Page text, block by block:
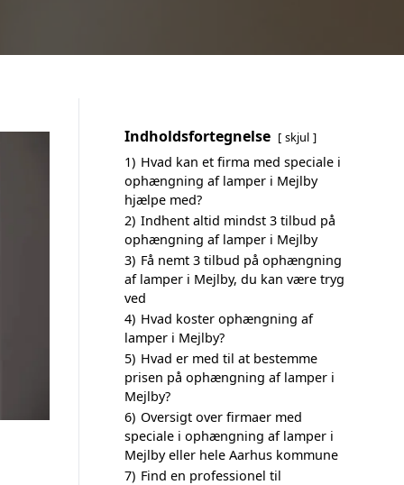
Indholdsfortegnelse skjul
1) Hvad kan et firma med speciale i
ophængning af lamper i Mejlby
hjælpe med?
2) Indhent altid mindst 3 tilbud på
ophængning af lamper i Mejlby
3) Få nemt 3 tilbud på ophængning
af lamper i Mejlby, du kan være tryg
ved
4) Hvad koster ophængning af
lamper i Mejlby?
5) Hvad er med til at bestemme
prisen på ophængning af lamper i
Mejlby?
6) Oversigt over firmaer med
speciale i ophængning af lamper i
Mejlby eller hele Aarhus kommune
7) Find en professionel til